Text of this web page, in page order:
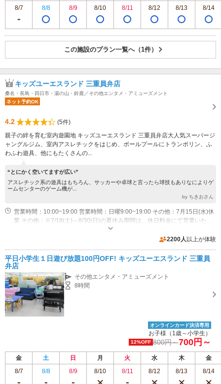
8/7
8/8 8/9 8/10 8/11 8/12 8/13 8/14
この施設のプラン一覧へ（1件）
キッズユーエスランド 三重員弁店
桑名・長島・四日市・湯の山・鈴鹿／その他エンタメ・アミューズメント
ネット予約OK
4.2
(5件)
親子の絆を育む室内遊園地 キッズユーエスランド 三重員弁店大人気スーパージ
ャングルジム、室内アスレチックをはじめ、ボールプールにトランポリン、ふ
わふわ遊具、他にもたくさんの...
“とにかく空いてますが広い”
アスレチック系の遊具はもちろん、サッカーや卓球と言ったら球技もありなによりゲ
ームセンターのゲーム機が...
by ちきおさん
営業時間：10:00~19:00 営業時間：日曜9:00~19:00 その他：7月15日(水)休
業 その他：※7/18(土)～8/30(日)の夏休み期間は、休日料金にて営業いたし
2200人 以上が体験
平日小学生１日遊び放題100円OFF! キッズユーエスランド 三重員
弁店
その他エンタメ・アミューズメント
8時間
オンラインカード決済専用
お子様（1歳～小学生）
12%OFF 800円～700円～
金 土 日 月 火 水 木
金
8/7
8/8 8/9 8/10 8/11 8/12 8/13 8/14